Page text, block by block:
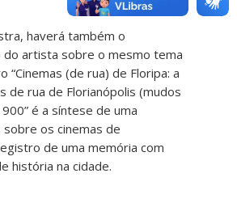
haverá também o
do artista sobre o mesmo tema
“Cinemas (de rua) de Floripa: a
de rua de Florianópolis (mudos
é a síntese de uma
os cinemas de
de uma memória com
história na cidade.